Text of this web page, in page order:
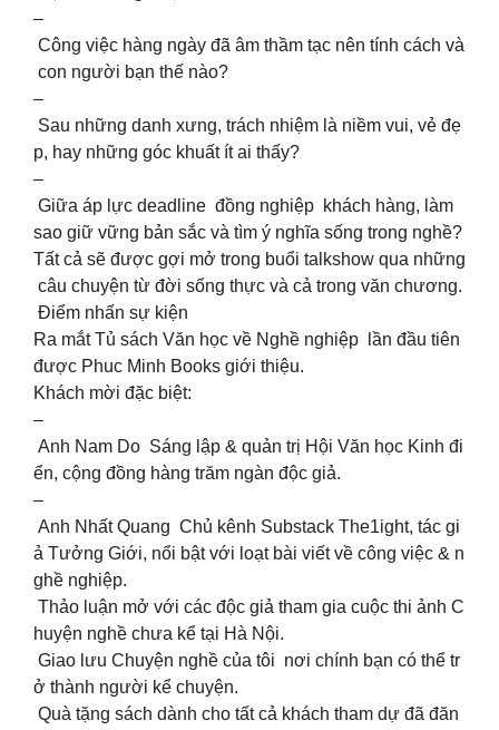
–
Công việc hàng ngày đã âm thầm tạc nên tính cách và
con người bạn thế nào?
–
Sau những danh xưng, trách nhiệm là niềm vui, vẻ đẹ
p, hay những góc khuất ít ai thấy?
–
Giữa áp lực deadline đồng nghiệp khách hàng, làm
sao giữ vững bản sắc và tìm ý nghĩa sống trong nghề?
Tất cả sẽ được gợi mở trong buổi talkshow qua những
câu chuyện từ đời sống thực và cả trong văn chương.
Điểm nhấn sự kiện
Ra mắt Tủ sách Văn học về Nghề nghiệp lần đầu tiên
được Phuc Minh Books giới thiệu.
Khách mời đặc biệt:
–
Anh Nam Do Sáng lập & quản trị Hội Văn học Kinh đi
ển, cộng đồng hàng trăm ngàn độc giả.
–
Anh Nhất Quang Chủ kênh Substack The1ight, tác gi
ả Tưởng Giới, nổi bật với loạt bài viết về công việc & n
ghề nghiệp.
Thảo luận mở với các độc giả tham gia cuộc thi ảnh C
huyện nghề chưa kể tại Hà Nội.
Giao lưu Chuyện nghề của tôi nơi chính bạn có thể tr
ở thành người kể chuyện.
Quà tặng sách dành cho tất cả khách tham dự đã đăn